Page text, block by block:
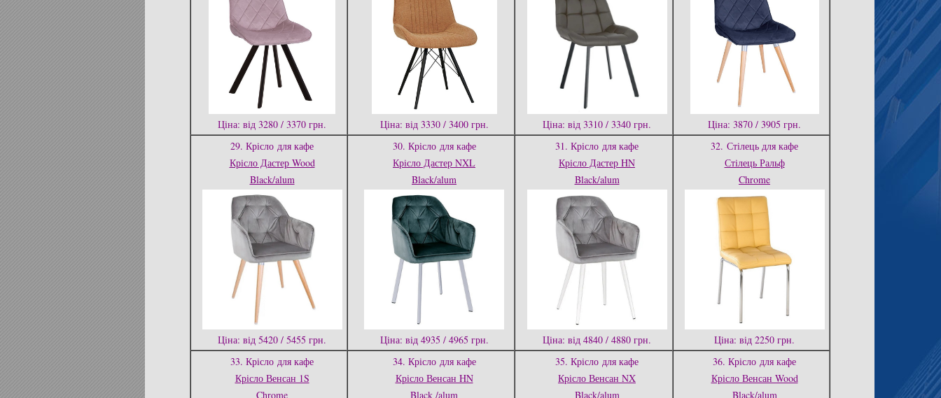
Ціна: від 3280 / 3370 грн. Ціна: від 3330 / 3400 грн. Ціна: від 3310 / 3340 грн.
Ціна: 3870 / 3905 грн.
29. Крісло для кафе
Крісло Дастер Wood
Black/alum
Ціна: від 5420 / 5455 грн.
30. Кріслодля кафе
Крісло Дастер NXL
Black/alum
Ціна: від 4935 / 4965 грн.
31. Крісло для кафе
Крісло Дастер HN
Black/alum
Ціна: від 4840 / 4880 грн.
32. Стілець для кафе
Стілець Ральф
Chrome
Ціна: від 2250 грн.
33. Крісло для кафе
Крісло Венсан 1S
Chrome
34. Кріслодля кафе
Крісло Венсан HN
Black /alum
35. Крісло для кафе
Крісло Венсан NX
Black/alum
36. Крісло для кафе
Крісло Венсан Wood
Black/alum